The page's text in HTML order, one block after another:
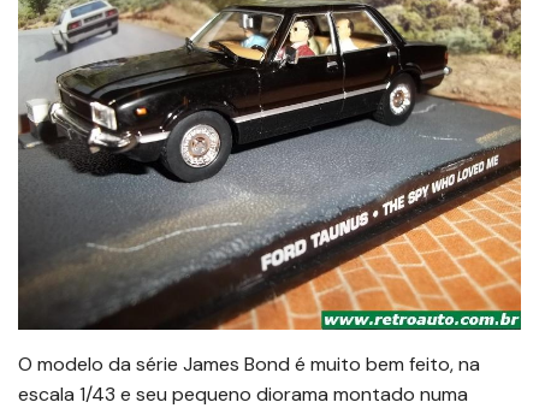
O modelo da série James Bond é muito bem feito, na
escala 1/43 e seu pequeno diorama montado numa